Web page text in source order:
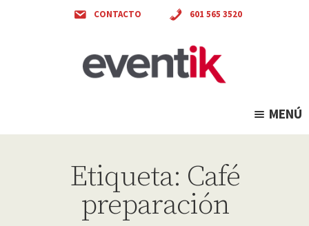
CONTACTO 601 565 3520
MENÚ
Etiqueta: Café
preparación